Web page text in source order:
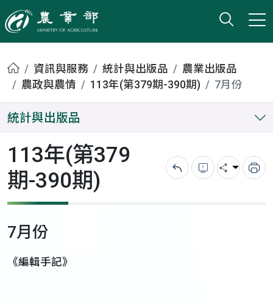
農業部
打開
小版
首頁資訊與服務 統計與出版品
農業出版品
農政與農情
113年(第379期-390期) 7月份
統計與出版品
113年(第379
期-390期)
回上一頁錯誤回報
分享 列
7月份
《編輯手記》